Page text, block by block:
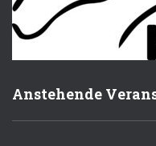
Anstehende